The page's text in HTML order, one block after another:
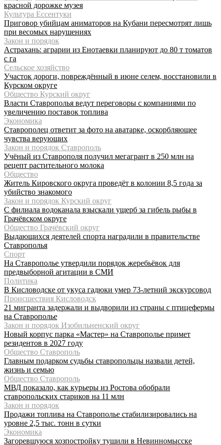
красной дорожке музея
Культура Ессентуки
Приговор убийцам аниматоров на Кубани пересмотрят лишь
при весомых нарушениях
Закон и порядок
Астрахань: аграрии из Енотаевки планируют до 80 т томатов
с га
Сельское хозяйство
Участок дороги, повреждённый в июне селем, восстановили в
Курском округе
Общество Курский округ
Власти Ставрополья ведут переговоры с компаниями по
увеличению поставок топлива
Экономика
Ставрополец ответит за фото на аватарке, оскорбляющее
чувства верующих
Закон и порядок Ставрополь
Учёный из Ставрополя получил мегагрант в 250 млн на
рецепт растительного молока
Общество
Житель Кировского округа проведёт в колонии 8,5 года за
убийство знакомого
Закон и порядок Курский округ
С филиала водоканала взыскали ущерб за гибель рыбы в
Грачёвском округе
Общество Грачёвский округ
Выдающихся деятелей спорта наградили в правительстве
Ставрополья
Спорт
На Ставрополье утвердили порядок жеребьёвок для
предвыборной агитации в СМИ
Политика
В Кисловодске от укуса гадюки умер 73-летний экскурсовод
Происшествия Кисловодск
21 мигранта задержали и выдворили из страны с птицефермы
на Ставрополье
Закон и порядок Изобильненский округ
Новый корпус парка «Мастер» на Ставрополье примет
резидентов в 2027 году
Общество Ставрополь
Главным подарком судьбы ставропольцы назвали детей,
жизнь и семью
Общество Ставрополь
МВД показало, как курьеры из Ростова обобрали
ставропольских стариков на 11 млн
Закон и порядок
Продажи топлива на Ставрополье стабилизировались на
уровне 2,5 тыс. тонн в сутки
Экономика
Загоревшуюся хозпостройку тушили в Невинномысске